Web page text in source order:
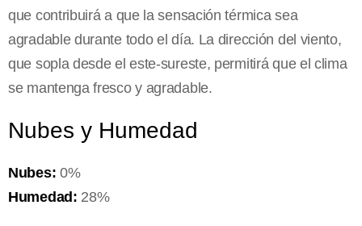
que contribuirá a que la sensación térmica sea
agradable durante todo el día. La dirección del viento,
que sopla desde el este-sureste, permitirá que el clima
se mantenga fresco y agradable.
Nubes y Humedad
Nubes: 0%
Humedad: 28%